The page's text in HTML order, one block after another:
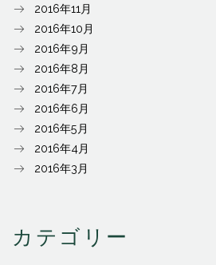
2016年11月
2016年10月
2016年9月
2016年8月
2016年7月
2016年6月
2016年5月
2016年4月
2016年3月
カテゴリー